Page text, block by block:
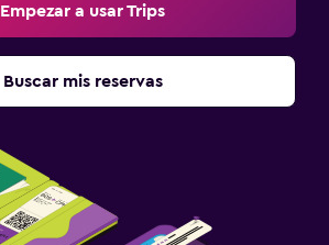
Empezar a usar Trips
Buscar mis reservas